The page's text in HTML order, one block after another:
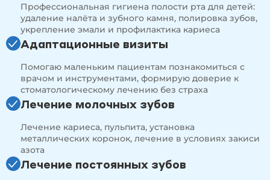
использованием протокола GBT.
Преимущества. Инновации. Протокол»
(Лектор: Островская Ю.В., Swiss Dental
Academy)
Щербаков, Михаил Баркушин и др.,
ZENCOURSES.PRO)
2025 г. —Обучение по работе с КТ в стоматологии
«Функции программы Ez3D Plus в
стоматологической диагностике» (врач-
2025 г. —IV Конференция-сессия Клуба успешных
детских стоматологов (профессор:
2024 г. — XII Международный форум детской
Профессиональная гигиена полости рта для детей:
удаление налёта и зубного камня, полировка зубов,
укрепление эмали и профилактика кариеса
Адаптационные визиты
Помогаю маленьким пациентам познакомиться с
врачом и инструментами, формирую доверие к
стоматологическому лечению без страха
Лечение молочных зубов
Лечение кариеса, пульпита, установка
металлических коронок, лечение в условиях закиси
азота
Лечение постоянных зубов